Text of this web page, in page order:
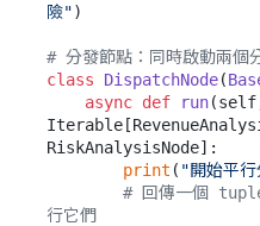
險")
# 分發節點：同時啟動兩個
class
DispatchNode(
async def run(
RiskAnalysisNode]:
print ( "開始平
# 回傳一個
行它們